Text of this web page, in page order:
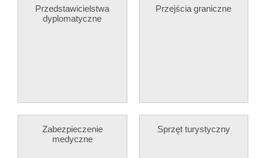
Przedstawicielstwa
dyplomatyczne
Przejścia graniczne
Zabezpieczenie
medyczne
Sprzęt turystyczny